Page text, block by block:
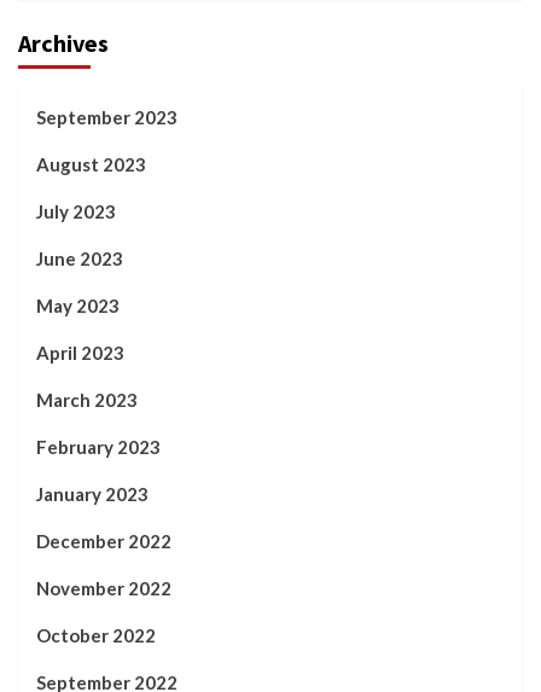
Archives
September 2023
August 2023
July 2023
June 2023
May 2023
April 2023
March 2023
February 2023
January 2023
December 2022
November 2022
October 2022
September 2022